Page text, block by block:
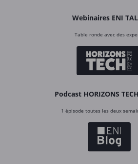
Webinaires ENI
Table ronde avec des
Podcast HORIZONS
1 épisode toutes les deux